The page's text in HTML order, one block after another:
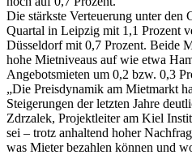
Die stärkste Verteuerung unter den
Quartal in Leipzig mit 1,1 Prozent
Düsseldorf mit 0,7 Prozent. Beide
hohe Mietniveaus auf wie etwa
Angebotsmieten um 0,2 bzw. 0,3
„Die Preisdynamik am Mietmarkt
Steigerungen der letzten Jahre
Zdrzalek, Projektleiter am Kiel
sei – trotz anhaltend hoher
was Mieter bezahlen können und